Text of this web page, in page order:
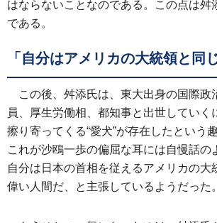
はならないことなのである。この点は舛
である。
「自分はアメリカの大統領と同
この後、舛添氏は、東大出身の国際政
員、厚生労働相、都知事と出世していく
擦り寄ってくる“愛犬”が存在したという
これが沙鴎一歩の偏屈な耳には自慢話の
自分は日本の首相を従えるアメリカの大
偉い人間だ、と主張しているようだった。